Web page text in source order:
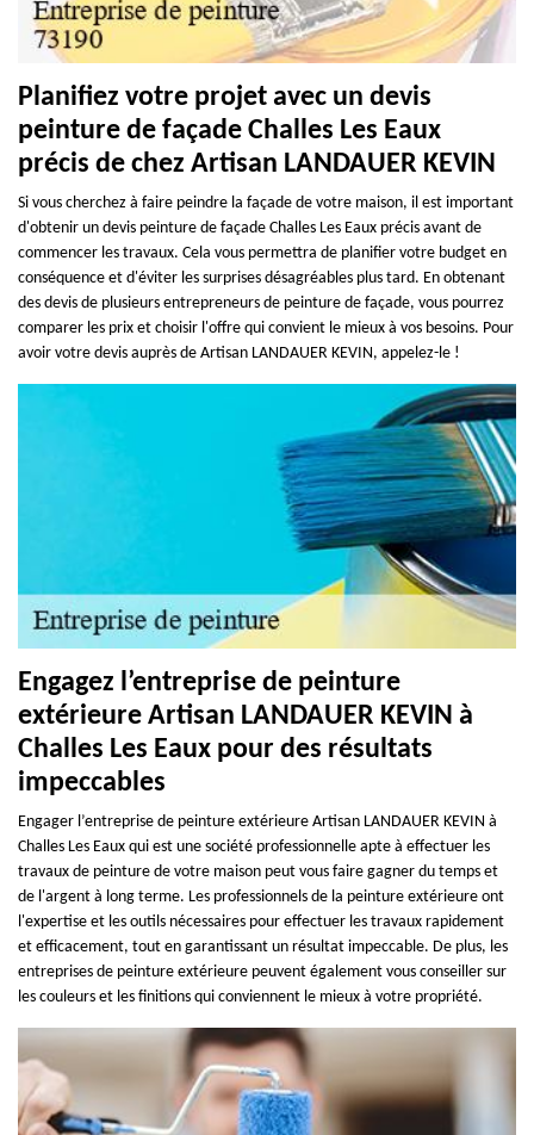
Planifiez votre projet avec un devis
peinture de façade Challes Les Eaux
précis de chez Artisan LANDAUER KEVIN
Si vous cherchez à faire peindre la façade de votre maison, il est important
d'obtenir un devis peinture de façade Challes Les Eaux précis avant de
commencer les travaux. Cela vous permettra de planifier votre budget en
conséquence et d'éviter les surprises désagréables plus tard. En obtenant
des devis de plusieurs entrepreneurs de peinture de façade, vous pourrez
comparer les prix et choisir l'offre qui convient le mieux à vos besoins. Pour
avoir votre devis auprès de Artisan LANDAUER KEVIN, appelez-le !
Engagez l’entreprise de peinture
extérieure Artisan LANDAUER KEVIN à
Challes Les Eaux pour des résultats
impeccables
Engager l’entreprise de peinture extérieure Artisan LANDAUER KEVIN à
Challes Les Eaux qui est une société professionnelle apte à effectuer les
travaux de peinture de votre maison peut vous faire gagner du temps et
de l'argent à long terme. Les professionnels de la peinture extérieure ont
l'expertise et les outils nécessaires pour effectuer les travaux rapidement
et efficacement, tout en garantissant un résultat impeccable. De plus, les
entreprises de peinture extérieure peuvent également vous conseiller sur
les couleurs et les finitions qui conviennent le mieux à votre propriété.